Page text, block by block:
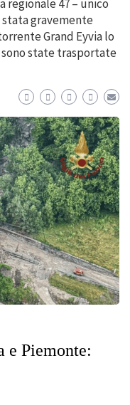
regionale 47 – unico
gravemente
Grand Eyvia lo
state trasportate
e Piemonte: